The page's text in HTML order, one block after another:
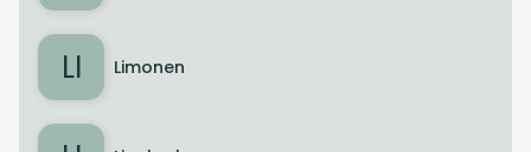
LI Limonen